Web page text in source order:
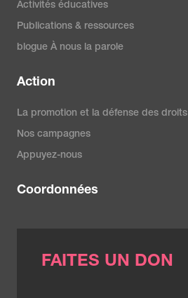
Activités éducatives
Publications & ressources
blogue À nous la parole
Action
La promotion et la défense des droits
Nos campagnes
Appuyez-nous
Coordonnées
FAITES UN DON